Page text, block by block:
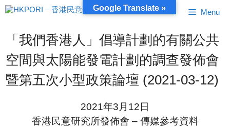
跳
至
Menu
「我們香港人」倡導計劃的有關公共
空間與太陽能發電計劃的調查發佈會
暨第五次小型政策論壇 (2021-03-12)
2021年3月12日
香港民意研究所發佈會 – 傳媒參考資料
Google Translate »